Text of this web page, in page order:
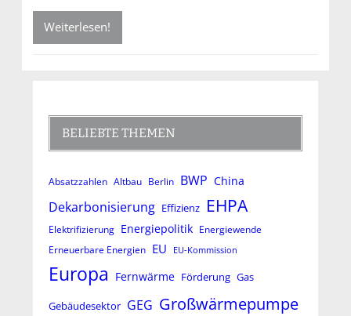
Weiterlesen!
BELIEBTE THEMEN
Absatzzahlen Altbau Berlin BWP China
Dekarbonisierung Effizienz EHPA
Elektrifizierung Energiepolitik Energiewende
Erneuerbare Energien EU EU-Kommission
Europa Fernwärme Förderung Gas
Gebäudesektor GEG Großwärmepumpe